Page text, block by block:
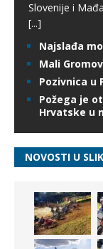
Slovenije i
[...]
Najslađa
Mali
Pozivnica u
Požega je
Hrvatske u
NOVOSTI U